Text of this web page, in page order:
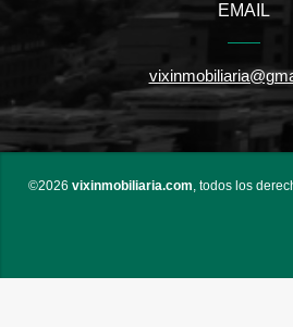
EMAIL
©2026 vixinmobiliaria.com, todos los